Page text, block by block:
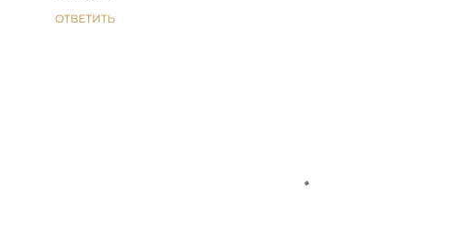
ОТВЕТИТЬ